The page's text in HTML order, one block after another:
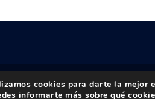
| Todos los derechos reservados |
cookies para darte la mejor
informarte más sobre qué